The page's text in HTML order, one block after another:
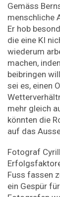
Gemäss
menschliche
Er hob
die eine KI
wiederum
machen,
beibringen
sei es, einen
mehr gleich
könnten die
auf das
Fotograf
Fuss fassen
ein Gespür